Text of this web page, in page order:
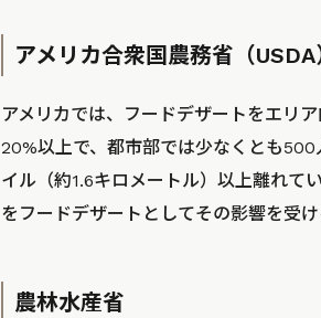
アメリカ合衆国農務省（USDA
アメリカでは、フードデザートをエリ
20%以上で、都市部では少なくとも
イル（約1.6キロメートル）以上離れて
をフードデザートとしてその影響を受け
農林水産省